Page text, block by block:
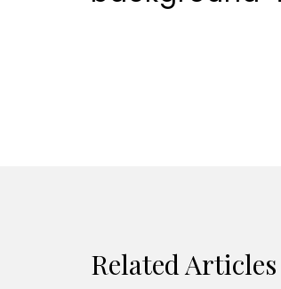
Related Articles